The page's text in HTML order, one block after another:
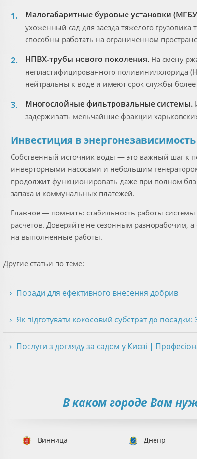
Малогабаритные буровые установки
ухоженный сад для заезда тяжелого
способны работать на ограниченном
НПВХ-трубы нового поколения. На смену
непластифицированного поливинилхлорида
нейтральны к воде и имеют срок службы более
Многослойные фильтровальные системы.
задерживать мельчайшие фракции
Инвестиция в энергонезависимость
Собственный источник воды — это важный шаг к
инверторными насосами и небольшим
продолжит функционировать даже при полном
запаха и коммунальных платежей.
Главное — помнить: стабильность работы
расчетов. Доверяйте не сезонным разнорабочим,
на выполненные работы.
Другие статьи по теме:
Поради для ефективного внесення добрив
Як підготувати кокосовий субстрат до
Послуги з догляду за садом у Києві |
В каком городе Вам
Винница Днепр